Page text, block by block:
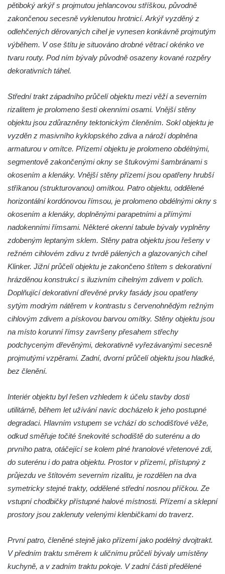
Gloriet na kolonádě v Lázních Libverda
Altán Eduardova pramene na kolonádě v
Lázních Libverda
Pozůstatky vodní kaskády v zámeckém
parku ve Valči
Teatron v zámeckém parku ve Valči
Zámecký skleník ve Valči
Gloriet (vyhlídkový altán) v zámecké
zahradě v Ploskovicích
Torzo oranžérie v zámeckém parku v
Ploskovicích
Štola Schachtenstein
Lesní kavárna v Bílině-Kyselce
Altán původního pramene Bílinské kyselky
v Bílině-Kyselce
Hudební altán u lázeňského domu Bílina v
Bílině-Kyselce
Letohrádek Milešov
Vila Pfaffenhof (zámeček Fafák – Veveří) u
továrny Richard v Litoměřicích
Malé Litoměřice
Hospodářská usedlost u čp. 5 v Brňanech
Altán bývalého akvária v sadech
Československé armády v Chomutově
Dřevěná stáj na rozcestí ve Dřevcích
Hvězdárna Staré (Třebívlice)
Údajná kaple u silnice v České Vsi
(Jablonné v Podještědí) – ve skutečnosti
hasičská zbrojnice
Park Boheminium (Mariánské Lázně)
pětiboký arkýř s projmutou jehlancovou stříškou, původně
zakončenou secesně vyklenutou hrotnicí. Arkýř vyzděný z
odlehčených děrovaných cihel je vynesen konkávně projmutým
výběhem. V ose štítu je situováno drobné větrací okénko ve
tvaru routy. Pod ním bývaly původně osazeny kované rozpěry
dekorativních táhel.
Střední trakt západního průčelí objektu mezi věží a severním
rizalitem je prolomeno šesti okenními osami. Vnější stěny
objektu jsou zdůrazněny tektonickým členěním. Sokl objektu je
vyzděn z masivního kyklopského zdiva a nároží doplněna
armaturou v omítce. Přízemí objektu je prolomeno obdélnými,
segmentově zakončenými okny se štukovými šambránami s
okosením a klenáky. Vnější stěny přízemí jsou opatřeny hrubší
stříkanou (strukturovanou) omítkou. Patro objektu, oddělené
horizontální kordónovou římsou, je prolomeno obdélnými okny s
okosením a klenáky, doplněnými parapetními a přímými
nadokenními římsami. Některé okenní tabule bývaly vyplněny
zdobeným leptaným sklem. Stěny patra objektu jsou řešeny v
režném cihlovém zdivu z tvrdě pálených a glazovaných cihel
Klinker. Jižní průčelí objektu je zakončeno štítem s dekorativní
hrázděnou konstrukcí s iluzivním cihelným zdivem v polích.
Doplňující dekorativní dřevěné prvky fasády jsou opatřeny
sytým modrým nátěrem v kontrastu s červenohnědým režným
cihlovým zdivem a pískovou barvou omítky. Stěny objektu jsou
na místo korunní římsy završeny přesahem střechy
podchyceným dřevěnými, dekorativně vyřezávanými secesně
projmutými vzpěrami. Zadní, dvorní průčelí objektu jsou hladké,
bez členění.
Interiér objektu byl řešen vzhledem k účelu stavby dosti
utilitárně, během let užívání navíc docházelo k jeho postupné
degradaci. Hlavním vstupem se vchází do schodišťové věže,
odkud směřuje točité šnekovité schodiště do suterénu a do
prvního patra, otáčející se kolem plné hranolové vřetenové zdi,
do suterénu i do patra objektu. Prostor v přízemí, přístupný z
průjezdu ve štítovém severním rizalitu, je rozdělen na dva
symetricky stejné trakty, oddělené střední nosnou příčkou. Ze
vstupní chodbičky přístupné halové místnosti. Přízemí a sklepní
prostory jsou zaklenuty velenými klenbičkami do traverz.
První patro, členěné stejně jako přízemí jako podélný dvojtrakt.
V předním traktu směrem k uličnímu průčelí bývaly umístěny
kuchyně, a v zadním traktu pokoje. V zadní části předělené